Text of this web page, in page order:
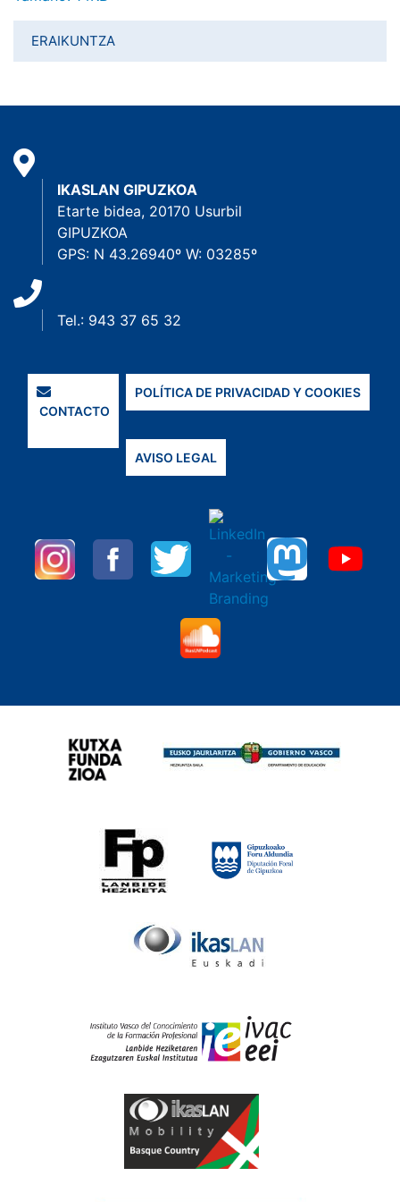
ERAIKUNTZA
IKASLAN GIPUZKOA
Etarte bidea, 20170 Usurbil
GIPUZKOA
GPS: N 43.26940º W: 03285º
Tel.: 943 37 65 32
CONTACTO
POLÍTICA DE PRIVACIDAD Y COOKIES
AVISO LEGAL